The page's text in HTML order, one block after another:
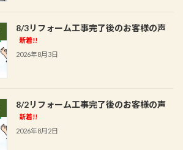
8/3リフォーム工事完了後のお客様の声
新着!!
2026年8月3日
8/2リフォーム工事完了後のお客様の声
新着!!
2026年8月2日